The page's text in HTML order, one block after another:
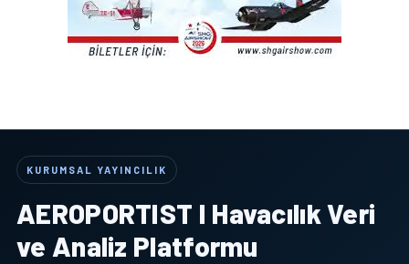
KURUMSAL YAYINCILIK
AEROPORTIST I Havacılık Veri
ve Analiz Platformu